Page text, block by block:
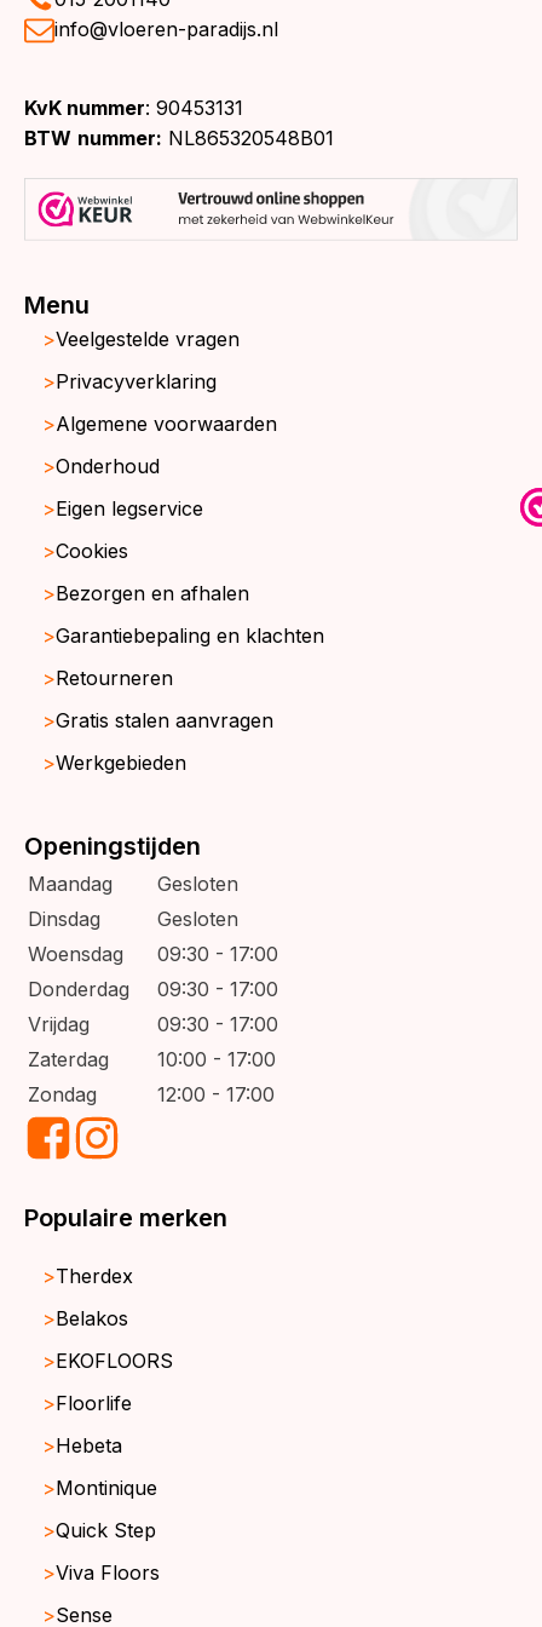
info@vloeren-paradijs.nl
KvK nummer: 90453131
BTW nummer: NL865320548B01
Menu
Veelgestelde vragen
Privacyverklaring
Algemene voorwaarden
Onderhoud
Eigen legservice
Cookies
Bezorgen en afhalen
Garantiebepaling en klachten
Retourneren
Gratis stalen aanvragen
Werkgebieden
Openingstijden
Maandag
Gesloten
Dinsdag
Gesloten
Woensdag
09:30 - 17:00
Donderdag
09:30 - 17:00
Vrijdag
09:30 - 17:00
Zaterdag
10:00 - 17:00
Zondag
12:00 - 17:00
Populaire merken
Therdex
Belakos
EKOFLOORS
Floorlife
Hebeta
Montinique
Quick Step
Viva Floors
Sense